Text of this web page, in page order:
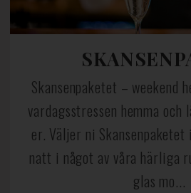
Skansenpaketet – weekend
vardagsstressen hemma och
er. Väljer ni
natt i något av våra härliga
glas mo...